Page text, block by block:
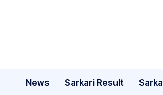
News Sarkari Result